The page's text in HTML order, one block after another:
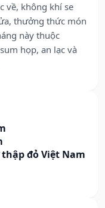
về, không khí se
thưởng thức món
này thuộc
họp, an lạc và
đỏ Việt Nam